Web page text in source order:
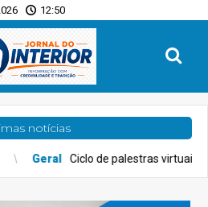
12:50
notícias
virtuais gratuitas do Procon-SP